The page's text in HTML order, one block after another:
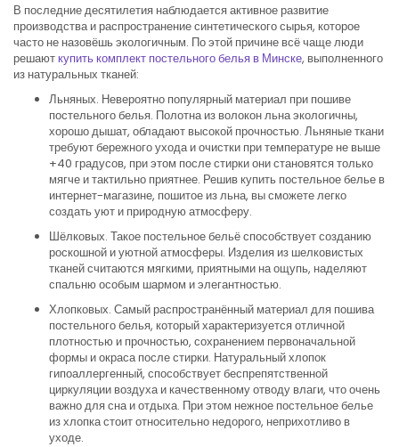
В последние десятилетия наблюдается активное развитие
производства и распространение синтетического сырья, которое
часто не назовёшь экологичным. По этой причине всё чаще люди
решаюткупить комплект постельного белья в Минске, выполненного
из натуральных тканей:
Льняных. Невероятно популярный материал при пошиве
постельного белья. Полотна из волокон льна экологичны,
хорошо дышат, обладают высокой прочностью. Льняные ткани
требуют бережного ухода и очистки при температуре не выше
+40 градусов, при этом после стирки они становятся только
мягче и тактильно приятнее. Решив купить постельное белье в
интернет-магазине, пошитое из льна, вы сможете легко
создать уют и природную атмосферу.
Шёлковых. Такое постельное бельё способствует созданию
роскошной и уютной атмосферы. Изделия из шелковистых
тканей считаются мягкими, приятными на ощупь, наделяют
спальню особым шармом и элегантностью.
Хлопковых. Самый распространённый материал для пошива
постельного белья, который характеризуется отличной
плотностью и прочностью, сохранением первоначальной
формы и окраса после стирки. Натуральный хлопок
гипоаллергенный, способствует беспрепятственной
циркуляции воздуха и качественному отводу влаги, что очень
важно для сна и отдыха. При этом нежное постельное белье
из хлопка стоит относительно недорого, неприхотливо в
уходе.